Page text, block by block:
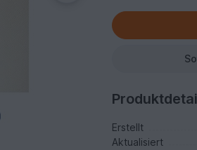
Erstellt
Aktualisiert